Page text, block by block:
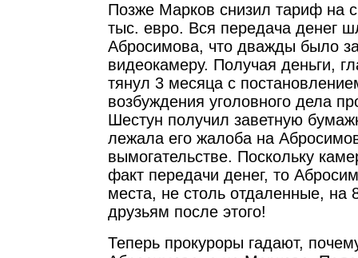
Позже Марков снизил тариф на
тыс. евро. Вся передача денег
Абросимова, что дважды было
видеокамеру. Получая деньги,
тянул 3 месяца с
возбуждения уголовного дела
Шестун получил заветную
лежала его жалоба на
вымогательстве. Поскольку
факт передачи денег, то
места, не столь отдаленные, на
друзьям после этого!
Теперь прокуроры гадают,